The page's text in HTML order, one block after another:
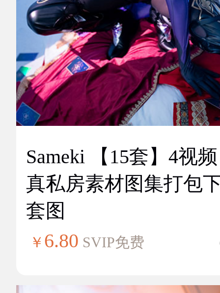
Sameki 【15套】4视
真私房素材图集打包
套图
￥ 6.80 SVIP免费